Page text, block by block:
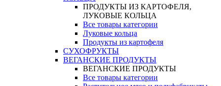
ПРОДУКТЫ ИЗ КАРТОФЕЛЯ,
ЛУКОВЫЕ КОЛЬЦА
Все товары категории
Луковые кольца
Продукты из картофеля
СУХОФРУКТЫ
ВЕГАНСКИЕ ПРОДУКТЫ
ВЕГАНСКИЕ ПРОДУКТЫ
Все товары категории